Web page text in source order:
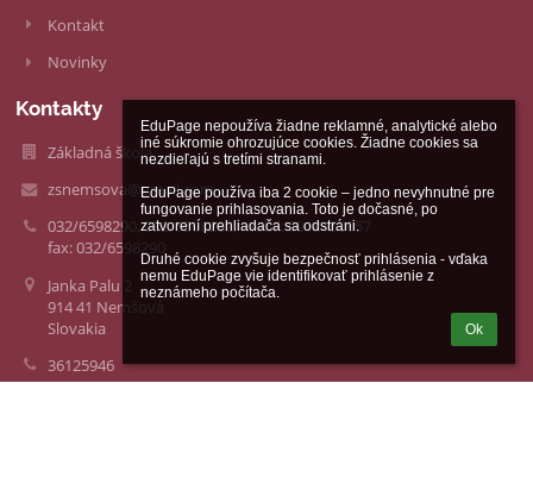
EduPage nepoužíva žiadne reklamné, analytické alebo
iné súkromie ohrozujúce cookies. Žiadne cookies sa
nezdieľajú s tretími stranami.
EduPage používa iba 2 cookie – jedno nevyhnutné pre
fungovanie prihlasovania. Toto je dočasné, po
zatvorení prehliadača sa odstráni.
Druhé cookie zvyšuje bezpečnosť prihlásenia - vďaka
nemu EduPage vie identifikovať prihlásenie z
neznámeho počítača.
Ok
Kontakt
Novinky
Kontakty
Základná škola
zsnemsova@gmail.com
032/6598290, 032/6598282, mobil: 0918450657
fax: 032/6598290
Janka Palu 2
914 41 Nemšová
Slovakia
36125946